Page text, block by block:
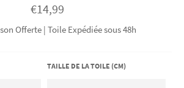
Prix
régulier
€14,99
Offerte | Toile Expédiée sous 48h
TAILLE DE LA TOILE (CM)